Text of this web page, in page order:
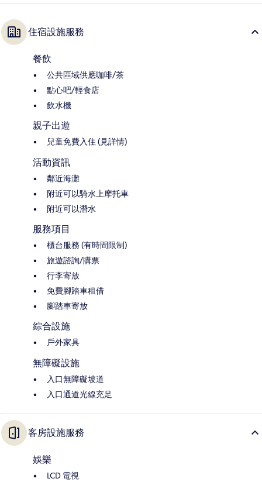
住宿設施服務
餐飲
公共區域供應咖啡/茶
點心吧/輕食店
飲水機
親子出遊
兒童免費入住 (見詳情)
活動資訊
鄰近海灘
附近可以騎水上摩托車
附近可以潛水
服務項目
櫃台服務 (有時間限制)
旅遊諮詢/購票
行李寄放
免費腳踏車租借
腳踏車寄放
綜合設施
戶外家具
無障礙設施
入口無障礙坡道
入口通道光線充足
客房設施服務
娛樂
LCD 電視